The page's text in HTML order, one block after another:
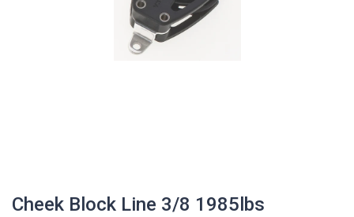
Cheek Block Line 3/8 1985lbs